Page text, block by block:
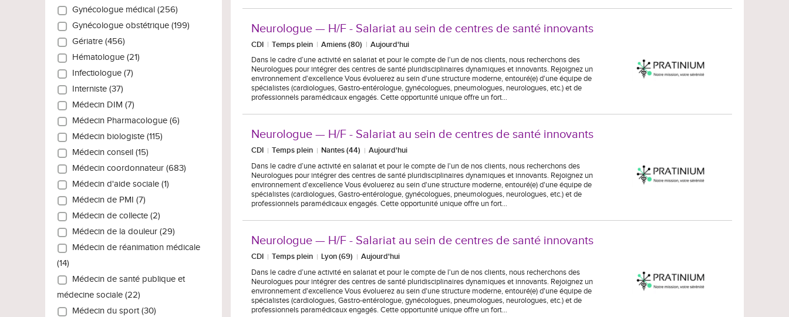
Gynécologue médical (256)
Gynécologue obstétrique (199)
Gériatre (456)
Hématologue (21)
Infectiologue (7)
Interniste (37)
Médecin DIM (7)
Médecin Pharmacologue (6)
Médecin biologiste (115)
Médecin conseil (15)
Médecin coordonnateur (683)
Médecin d'aide sociale (1)
Médecin de PMI (7)
Médecin de collecte (2)
Médecin de la douleur (29)
Médecin de réanimation médicale
(14)
Médecin de santé publique et
médecine sociale (22)
Médecin du sport (30)
Neurologue — H/F - Salariat au sein de centres de santé innovants
CDI Temps plein Amiens (80)
Aujourd'hui
Dans le cadre d’une activité en salariat et pour le compte de l'un de nos clients, nous recherchons des
Neurologues pour intégrer des centres de santé pluridisciplinaires dynamiques et innovants. Rejoignez un
environnement d'excellence Vous évoluerez au sein d'une structure moderne, entouré(e) d'une équipe de
spécialistes (cardiologues, Gastro-entérologue, gynécologues, pneumologues, neurologues, etc.) et de
professionnels paramédicaux engagés. Cette opportunité unique offre un fort…
Neurologue — H/F - Salariat au sein de centres de santé innovants
CDI Temps plein Nantes (44)
Aujourd'hui
Dans le cadre d’une activité en salariat et pour le compte de l'un de nos clients, nous recherchons des
Neurologues pour intégrer des centres de santé pluridisciplinaires dynamiques et innovants. Rejoignez un
environnement d'excellence Vous évoluerez au sein d'une structure moderne, entouré(e) d'une équipe de
spécialistes (cardiologues, Gastro-entérologue, gynécologues, pneumologues, neurologues, etc.) et de
professionnels paramédicaux engagés. Cette opportunité unique offre un fort…
Neurologue — H/F - Salariat au sein de centres de santé innovants
CDI Temps plein Lyon (69)
Aujourd'hui
Dans le cadre d’une activité en salariat et pour le compte de l'un de nos clients, nous recherchons des
Neurologues pour intégrer des centres de santé pluridisciplinaires dynamiques et innovants. Rejoignez un
environnement d'excellence Vous évoluerez au sein d'une structure moderne, entouré(e) d'une équipe de
spécialistes (cardiologues, Gastro-entérologue, gynécologues, pneumologues, neurologues, etc.) et de
professionnels paramédicaux engagés. Cette opportunité unique offre un fort…